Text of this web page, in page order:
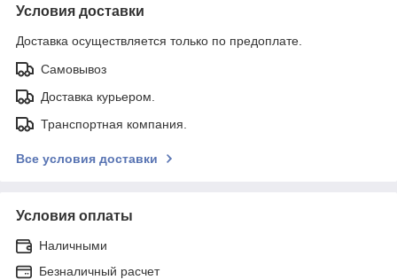
Условия доставки
Доставка осуществляется только по предоплате.
Самовывоз
Доставка курьером.
Транспортная компания.
Все условия доставки
Условия оплаты
Наличными
Безналичный расчет